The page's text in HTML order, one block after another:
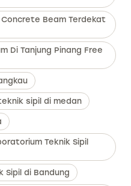
Beam Terdekat
Di Tanjung Pinang Free
sipil di medan
Teknik Sipil
Sipil di Bandung